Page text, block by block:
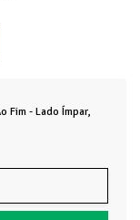
Fim - Lado Ímpar,